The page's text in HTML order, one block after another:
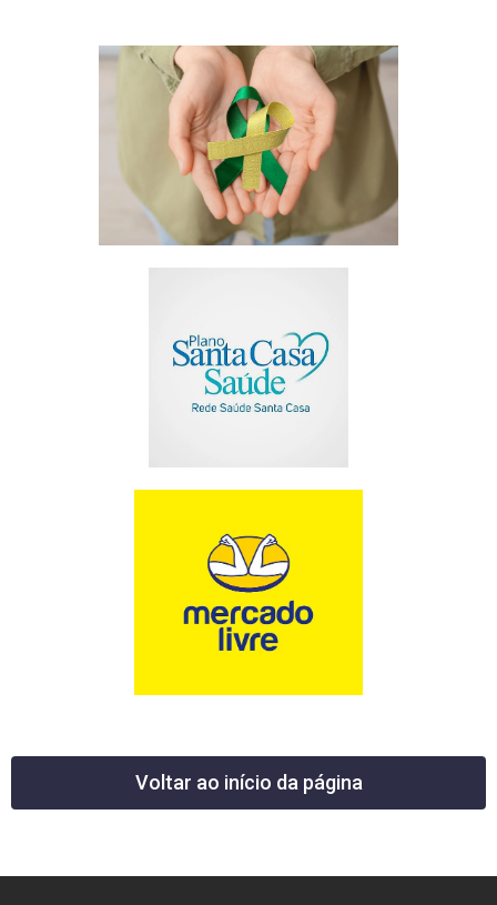
Voltar ao início da página